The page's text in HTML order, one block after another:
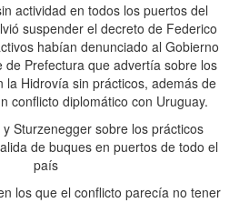
actividad en todos los puertos del
suspender el decreto de Federico
habían denunciado al Gobierno
de Prefectura que advertía sobre los
la Hidrovía sin prácticos, además de
conflicto diplomático con Uruguay.
Sturzenegger sobre los prácticos
de buques en puertos de todo el
país
los que el conflicto parecía no tener